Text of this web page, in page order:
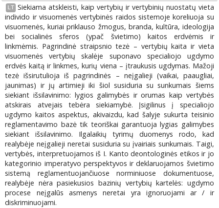
LT Siekiama atskleisti, kaip vertybių ir vertybinių nuostatų vieta
individo ir visuomenės vertybinės raidos sistemoje koreliuoja su
visuomenės, kuriai priklauso žmogus, branda, kultūra, ideologija
bei socialinės sferos (ypač švietimo) kaitos erdvėmis ir
linkmėmis. Pagrindinė straipsnio tezė – vertybių kaita ir vieta
visuomenės vertybių skalėje suponavo specialiojo ugdymo
erdvės kaitą ir linkmes, kurių viena – įtraukusis ugdymas. Mažoji
tezė išsirutulioja iš pagrindinės – neįgalieji (vaikai, paaugliai,
jaunimas) ir jų artimieji iki šiol susiduria su sunkumais šiems
siekiant išsilavinimo: lygios galimybės ir orumas kaip vertybės
atskirais atvejais tebėra siekiamybė. Įsigilinus į specialiojo
ugdymo kaitos aspektus, akivaizdu, kad šalyje sukurta teisinio
reglamentavimo bazė tik teoriškai garantuoja lygias galimybes
siekiant išsilavinimo. Ilgalaikių tyrimų duomenys rodo, kad
realybėje neįgalieji neretai susiduria su įvairiais sunkumais. Taigi,
vertybės, interpretuojamos iš I. Kanto deontologinės etikos ir jo
kategorinio imperatyvo perspektyvos ir deklaruojamos švietimo
sistemą reglamentuojančiuose norminiuose dokumentuose,
realybėje nėra pasiekusios bazinių vertybių kartelės: ugdymo
procese neįgalūs asmenys neretai yra ignoruojami ar / ir
diskriminuojami.